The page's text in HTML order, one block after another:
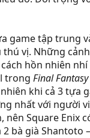
game tập trung
vị. Những
hồn nhiên
trong Final
khi cả 3 tựa
nhất với người
Square Enix
bà già Shantoto